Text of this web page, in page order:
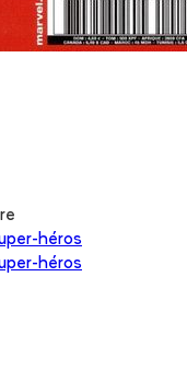
héros
héros